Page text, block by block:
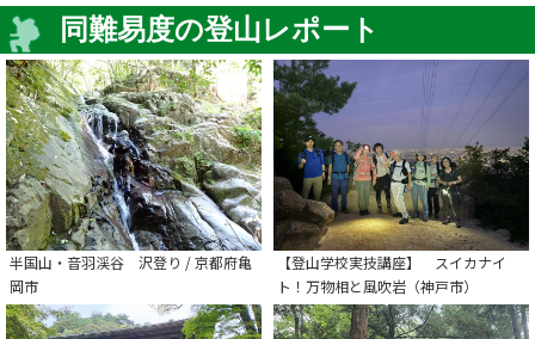
同難易度の登山レポート
半国山・音羽渓谷 沢登り / 京都府亀
岡市
【登山学校実技講座】 スイカナイ
ト！万物相と風吹岩（神戸市）